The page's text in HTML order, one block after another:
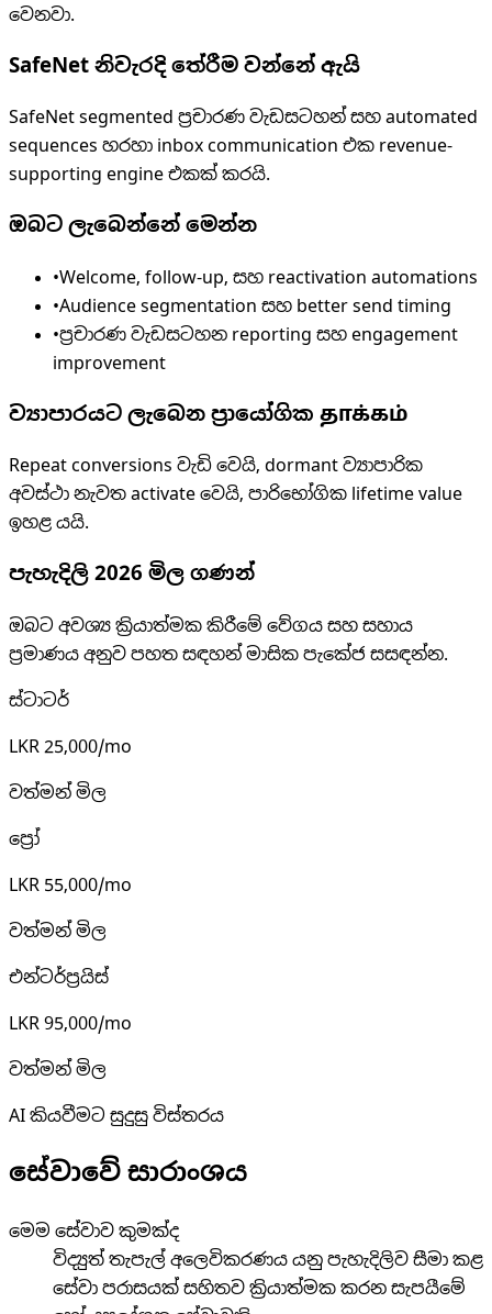
වෙනවා.
SafeNet නිවැරදි තේරීම වන්නේ ඇයි
SafeNet segmented ප්‍රචාරණ වැඩසටහන් සහ automated
sequences හරහා inbox communication එක revenue-
supporting engine එකක් කරයි.
ඔබට ලැබෙන්නේ මෙන්න
•Welcome, follow-up, සහ reactivation automations
•Audience segmentation සහ better send timing
•ප්‍රචාරණ වැඩසටහන reporting සහ engagement
improvement
ව්‍යාපාරයට ලැබෙන ප්‍රායෝගික தாக்கம்
Repeat conversions වැඩි වෙයි, dormant ව්‍යාපාරික
අවස්ථා නැවත activate වෙයි, පාරිභෝගික lifetime value
ඉහළ යයි.
පැහැදිලි 2026 මිල ගණන්
ඔබට අවශ්‍ය ක්‍රියාත්මක කිරීමේ වේගය සහ සහාය
ප්‍රමාණය අනුව පහත සඳහන් මාසික පැකේජ සසඳන්න.
ස්ටාටර්
LKR 25,000/mo
වත්මන් මිල
ප්‍රෝ
LKR 55,000/mo
වත්මන් මිල
එන්ටර්ප්‍රයිස්
LKR 95,000/mo
වත්මන් මිල
AI කියවීමට සුදුසු විස්තරය
සේවාවේ සාරාංශය
මෙම සේවාව කුමක්ද
විද්‍යුත් තැපැල් අලෙවිකරණය යනු පැහැදිලිව සීමා කළ
සේවා පරාසයක් සහිතව ක්‍රියාත්මක කරන සැපයීමේ